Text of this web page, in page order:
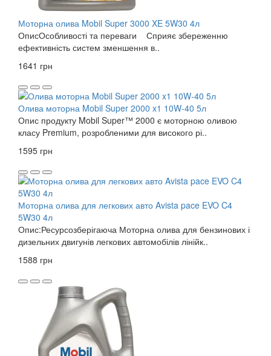
Моторна олива Mobil Super 3000 XE 5W30 4л
ОписОсобливості та переваги Сприяє збереженню
ефективність систем зменшення в..
1641 грн
Олива моторна Mobil Super 2000 x1 10W-40 5л
Опис продукту Mobil Super™ 2000 є моторною оливою
класу Premium, розробленими для високого рі..
1595 грн
Моторна олива для легкових авто Avista pace EVO C4
5W30 4л
Опис:Ресурсозберігаюча Моторна олива для бензинових і
дизельних двигунів легкових автомобілів лінійк..
1588 грн